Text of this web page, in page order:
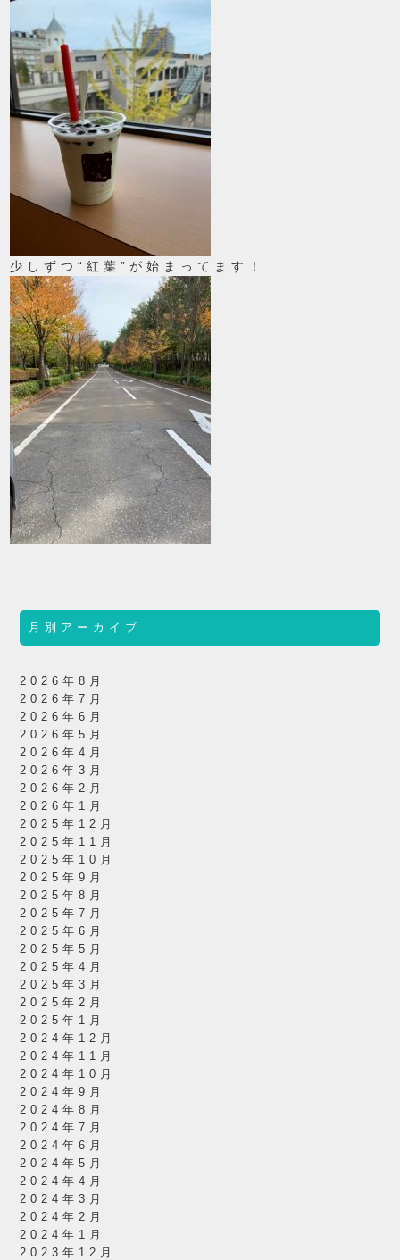
少しずつ“紅葉”が始まってます！
月別アーカイブ
2026年8月
2026年7月
2026年6月
2026年5月
2026年4月
2026年3月
2026年2月
2026年1月
2025年12月
2025年11月
2025年10月
2025年9月
2025年8月
2025年7月
2025年6月
2025年5月
2025年4月
2025年3月
2025年2月
2025年1月
2024年12月
2024年11月
2024年10月
2024年9月
2024年8月
2024年7月
2024年6月
2024年5月
2024年4月
2024年3月
2024年2月
2024年1月
2023年12月